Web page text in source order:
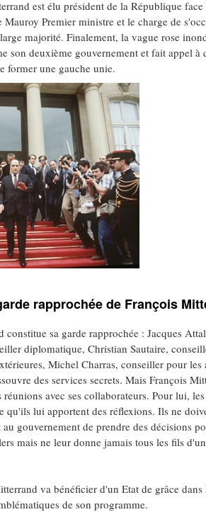
est élu président de la République
Mauroy Premier ministre et le charge de
majorité. Finalement, la vague rose
son deuxième gouvernement et fait appel
former une gauche unie.
rapprochée de François
sa garde rapprochée : Jacques
diplomatique, Christian Sautaire,
Michel Charras, conseiller pour
des services secrets. Mais François
avec ses collaborateurs. Pour lui,
qu'ils lui apportent des réflexions. Ils ne
gouvernement de prendre des décisions
mais ne leur donne jamais tous les fils
va bénéficier d'un Etat de grâce
de son programme.